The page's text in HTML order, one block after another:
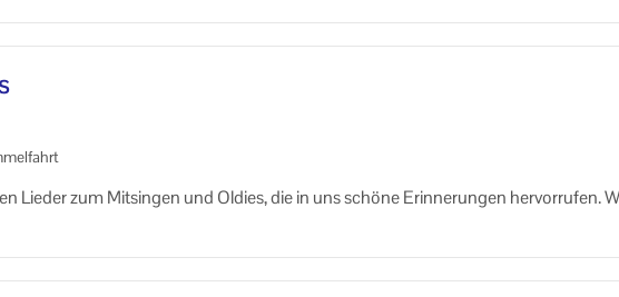
Lie­der zum Mit­sin­gen und Ol­dies, die in uns schö­ne Er­in­ne­run­gen her­vor­ru­fen.